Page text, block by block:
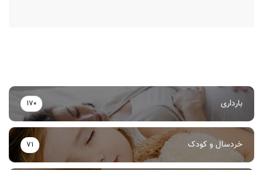
بارداری 170
خردسال و کودک 71